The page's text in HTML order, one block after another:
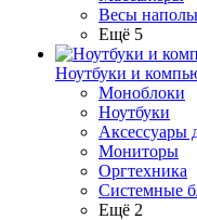
Весы
Ещё 5
Ноутбуки и
Моноблоки
Ноутбуки
Аксессуары
Мониторы
Оргтехника
Системные
Ещё 2